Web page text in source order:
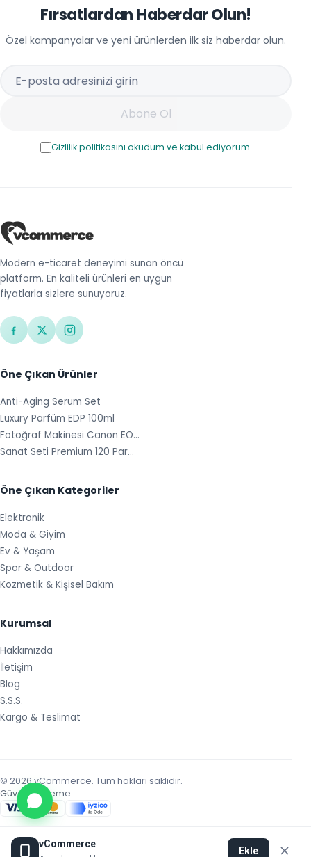
vCommerce
Ekle
Fırsatlardan Haberdar Olun!
Özel kampanyalar ve yeni ürünlerden ilk siz haberdar olun.
Abone Ol
Gizlilik politikasını okudum ve kabul ediyorum.
Modern e-ticaret deneyimi sunan öncü
platform. En kaliteli ürünleri en uygun
fiyatlarla sizlere sunuyoruz.
Öne Çıkan Ürünler
Anti-Aging Serum Set
Luxury Parfüm EDP 100ml
Fotoğraf Makinesi Canon EO…
Sanat Seti Premium 120 Par…
Öne Çıkan Kategoriler
Elektronik
Moda & Giyim
Ev & Yaşam
Spor & Outdoor
Kozmetik & Kişisel Bakım
Kurumsal
Hakkımızda
İletişim
Blog
S.S.S.
Kargo & Teslimat
© 2026 vCommerce. Tüm hakları saklıdır.
Güvenli Ödeme: